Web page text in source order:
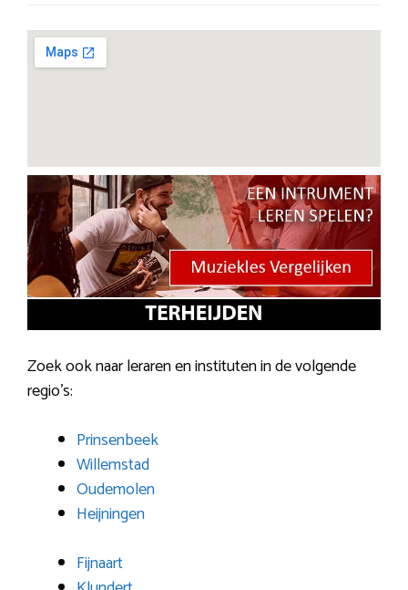
Zoek ook naar leraren en instituten in de volgende
regio’s:
Prinsenbeek
Willemstad
Oudemolen
Heijningen
Fijnaart